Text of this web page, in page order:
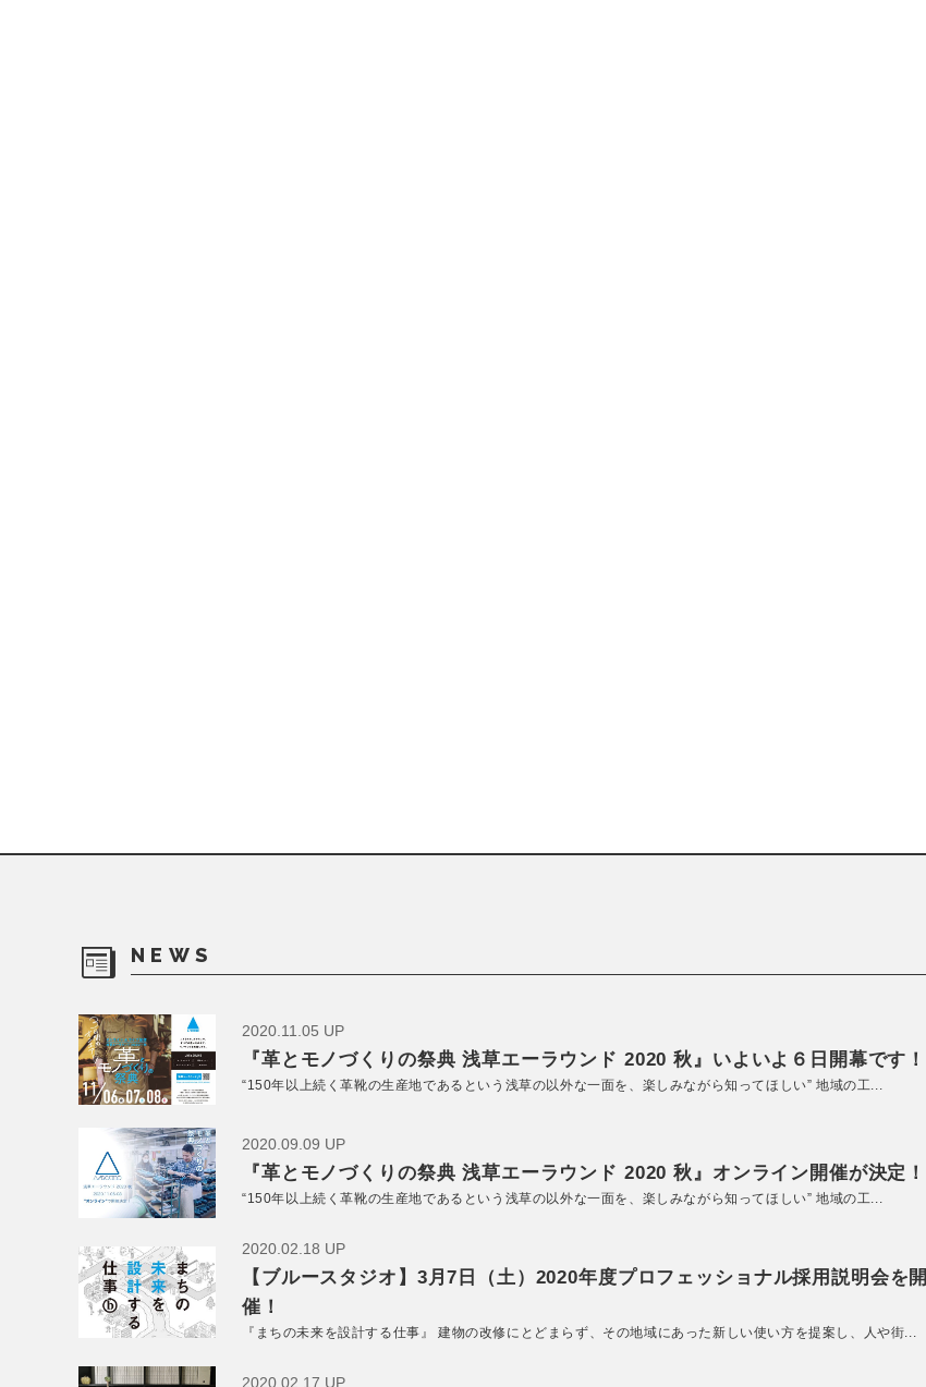
NEWS
2020.11.05 UP
『革とモノづくりの祭典 浅草エーラウンド 2020 秋』いよいよ６日開幕です！
“150年以上続く革靴の生産地であるという浅草の以外な一面を、楽しみながら知ってほしい” 地域の工...
2020.09.09 UP
『革とモノづくりの祭典 浅草エーラウンド 2020 秋』オンライン開催が決定！
“150年以上続く革靴の生産地であるという浅草の以外な一面を、楽しみながら知ってほしい” 地域の工...
2020.02.18 UP
【ブルースタジオ】3月7日（土）2020年度プロフェッショナル採用説明会を開
催！
『まちの未来を設計する仕事』 建物の改修にとどまらず、その地域にあった新しい使い方を提案し、人や街...
2020.02.17 UP